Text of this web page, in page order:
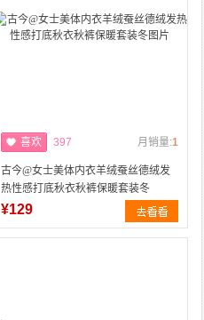
喜欢 397 月销量:1
古今@女士美体内衣羊绒蚕丝德绒发
热性感打底秋衣秋裤保暖套装冬
¥129